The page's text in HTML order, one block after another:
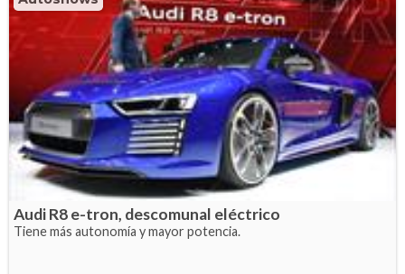
Audi R8 e-tron, descomunal eléctrico
Tiene más autonomía y mayor potencia.